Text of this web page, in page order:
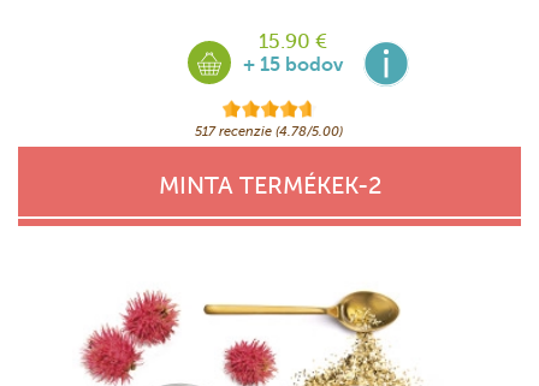
15.90 €
+ 15 bodov
517 recenzie (4.78/5.00)
MINTA TERMÉKEK-2